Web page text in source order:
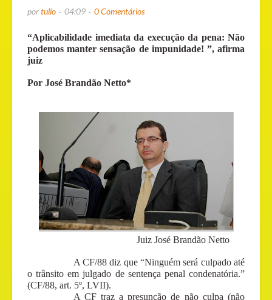
portulio 04:09 0 Comentários
“Aplicabilidade imediata da execução da pena: Não
podemos manter sensação de impunidade! ”, afirma
juiz
Por José Brandão Netto*
Juiz José Brandão Netto
A CF/88 diz que “Ninguém será culpado até
o trânsito em julgado de sentença penal condenatória.”
(CF/88, art. 5º, LVII).
A CF traz a presunção de não culpa (não